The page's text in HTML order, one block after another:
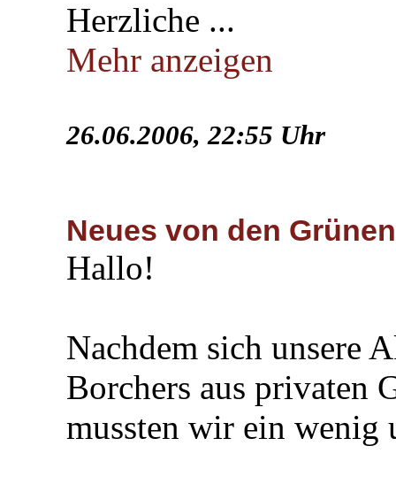
Herzliche ...
Mehr anzeigen
26.06.2006, 22:55 Uhr
Neues von den
Hallo!
Nachdem sich unsere
Borchers aus privaten
mussten wir ein wenig